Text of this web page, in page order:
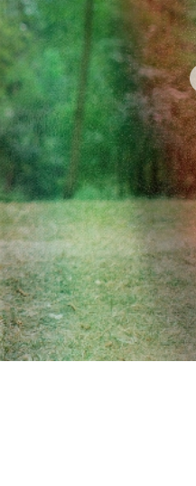
Date de Antrenament AI